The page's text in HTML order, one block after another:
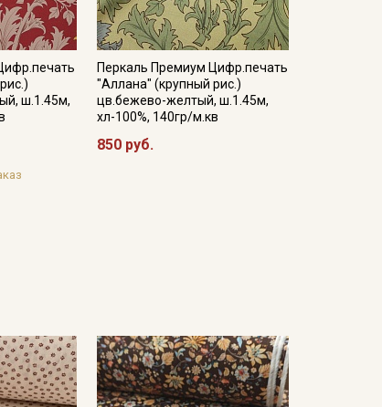
ш.1.45м,
Перкаль Премиум Цифр.печать
"Аллана" (крупный рис.)
цв.бежево-желтый, ш.1.45м,
хл-100%, 140гр/м.кв
850 руб.